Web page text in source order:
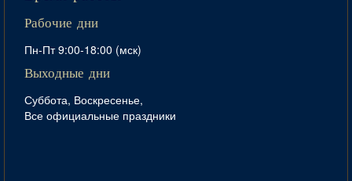
Рабочие дни
Пн-Пт 9:00-18:00 (мск)
Выходные дни
Суббота, Воскресенье,
Все официальные праздники